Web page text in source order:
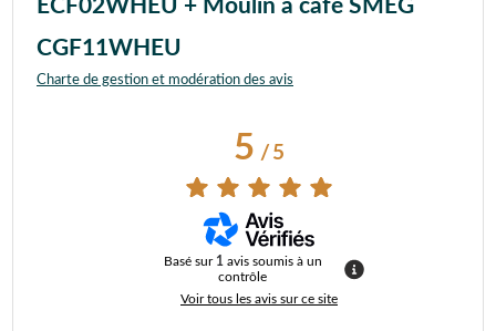
ECF02WHEU + Moulin à café SMEG
CGF11WHEU
Charte de gestion et modération des avis
5/ 5
Basé sur 1 avis soumis à un
contrôle
Voir tous les avis sur ce site